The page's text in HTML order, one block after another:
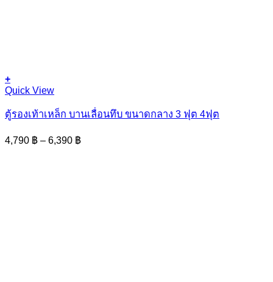
+
This
has
multiple
variants.
The
Quick View
ตู้รองเท้าเหล็ก บานเลื่อนทึบ ขนาดกลาง 3 ฟุต 4ฟุต
4,790 ฿ – 6,390 ฿